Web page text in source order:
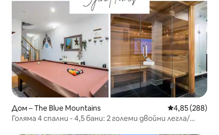
Дом – The Blue Mountains Средна
4,85 (288)
Голяма 4 спални - 4,5 бани: 2 големи двойни легла/